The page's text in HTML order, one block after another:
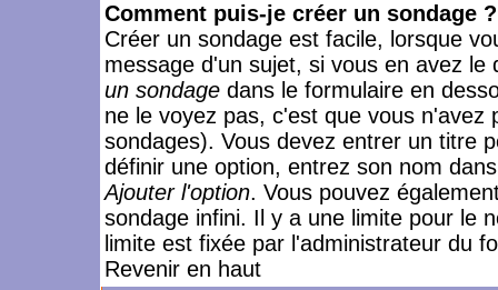
Comment puis-je créer un sondage ?
Créer un sondage est facile, lorsque
message d'un sujet, si vous en avez
un sondage dans le formulaire en
ne le voyez pas, c'est que vous
sondages). Vous devez entrer un titre
définir une option, entrez son nom
Ajouter l'option. Vous pouvez
sondage infini. Il y a une limite pour le
limite est fixée par l'administrateur du
Revenir en haut